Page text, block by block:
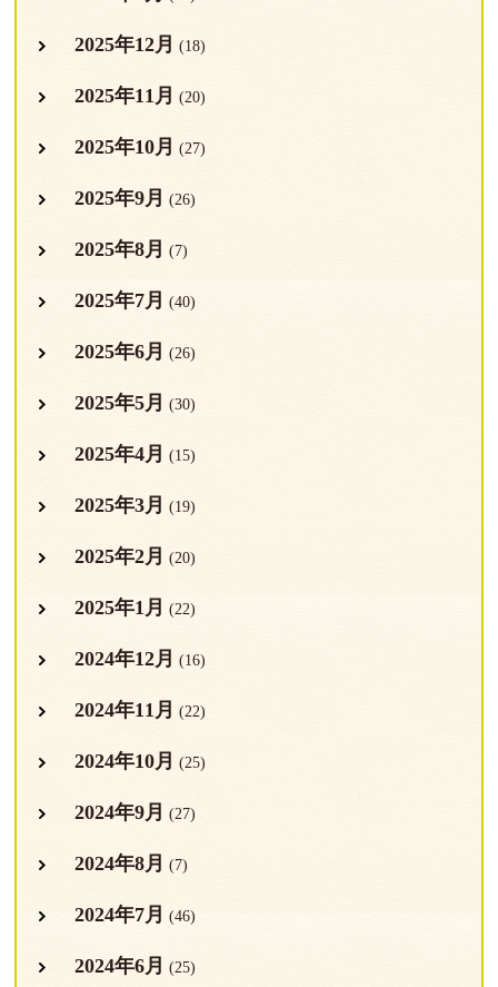
2025年12月 (18)
2025年11月 (20)
2025年10月 (27)
2025年9月 (26)
2025年8月 (7)
2025年7月 (40)
2025年6月 (26)
2025年5月 (30)
2025年4月 (15)
2025年3月 (19)
2025年2月 (20)
2025年1月 (22)
2024年12月 (16)
2024年11月 (22)
2024年10月 (25)
2024年9月 (27)
2024年8月 (7)
2024年7月 (46)
2024年6月 (25)